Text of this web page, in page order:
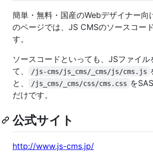
簡単・無料・国産のWebデザイナー向
のページでは、JS CMSのソースコー
す。
ソースコードといっても、JSファイル
て、
/js-cms/js_cms/_cms/js/cms.js
と、
/js_cms/_cms/css/cms.css を
だけです。
公式サイト
http://www.js-cms.jp/